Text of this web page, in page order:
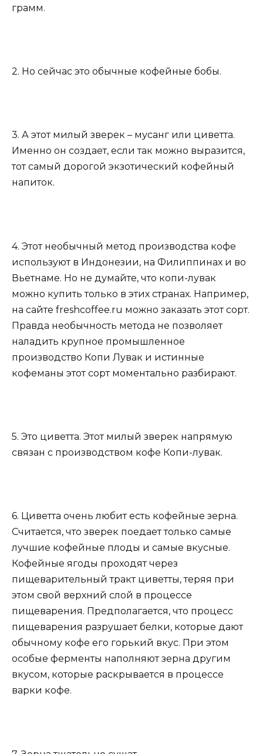
грамм.
2. Но сейчас это обычные кофейные бобы.
3. А этот милый зверек – мусанг или циветта.
Именно он создает, если так можно выразится,
тот самый дорогой экзотический кофейный
напиток.
4. Этот необычный метод производства кофе
используют в Индонезии, на Филиппинах и во
Вьетнаме. Но не думайте, что копи-лувак
можно купить только в этих странах. Например,
на сайте freshcoffee.ru можно заказать этот сорт.
Правда необычность метода не позволяет
наладить крупное промышленное
производство Копи Лувак и истинные
кофеманы этот сорт моментально разбирают.
5. Это циветта. Этот милый зверек напрямую
связан с производством кофе Копи-лувак.
6. Циветта очень любит есть кофейные зерна.
Считается, что зверек поедает только самые
лучшие кофейные плоды и самые вкусные.
Кофейные ягоды проходят через
пищеварительный тракт циветты, теряя при
этом свой верхний слой в процессе
пищеварения. Предполагается, что процесс
пищеварения разрушает белки, которые дают
обычному кофе его горький вкус. При этом
особые ферменты наполняют зерна другим
вкусом, которые раскрывается в процессе
варки кофе.